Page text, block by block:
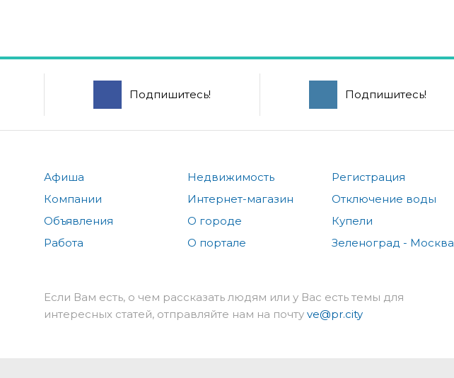
Подпишитесь! Подпишитесь!
Афиша
Компании
Объявления
Работа
Недвижимость
Интернет-магазин
О городе
О портале
Регистрация
Отключение воды
Купели
Зеленоград - Москва
Если Вам есть, о чем рассказать людям или у Вас есть темы для
интересных статей, отправляйте нам на почту ve@pr.city